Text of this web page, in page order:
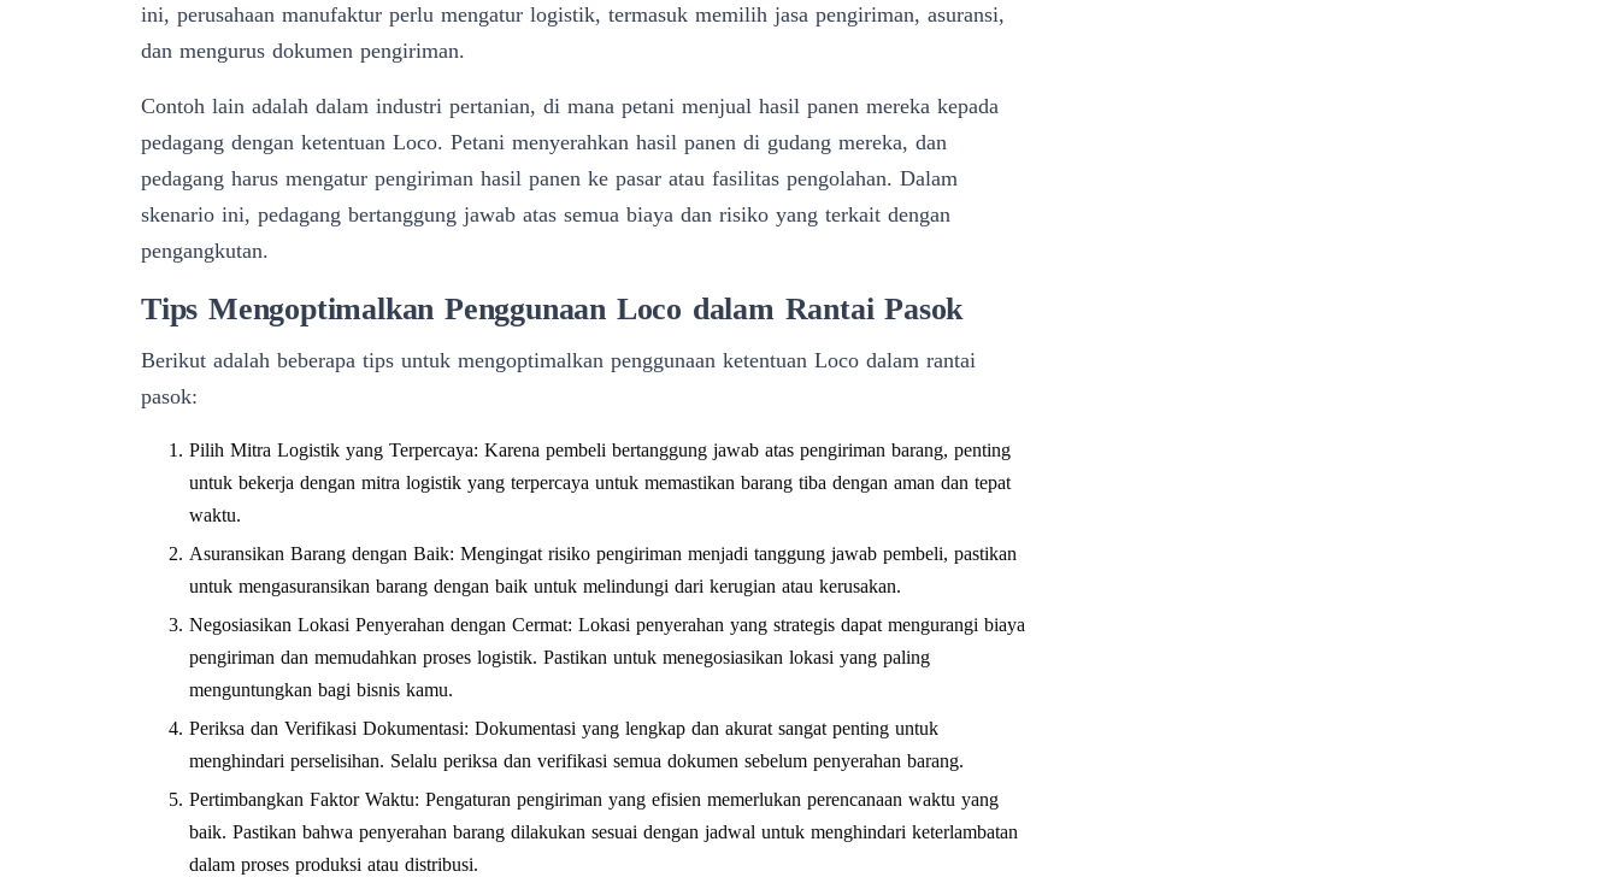
ini, perusahaan manufaktur perlu mengatur logistik, termasuk memilih jasa pengiriman, asuransi,
dan mengurus dokumen pengiriman.
Contoh lain adalah dalam industri pertanian, di mana petani menjual hasil panen mereka kepada
pedagang dengan ketentuan Loco. Petani menyerahkan hasil panen di gudang mereka, dan
pedagang harus mengatur pengiriman hasil panen ke pasar atau fasilitas pengolahan. Dalam
skenario ini, pedagang bertanggung jawab atas semua biaya dan risiko yang terkait dengan
pengangkutan.
Tips Mengoptimalkan Penggunaan Loco dalam Rantai Pasok
Berikut adalah beberapa tips untuk mengoptimalkan penggunaan ketentuan Loco dalam rantai
pasok:
Pilih Mitra Logistik yang Terpercaya: Karena pembeli bertanggung jawab atas pengiriman barang, penting
untuk bekerja dengan mitra logistik yang terpercaya untuk memastikan barang tiba dengan aman dan tepat
waktu.
Asuransikan Barang dengan Baik: Mengingat risiko pengiriman menjadi tanggung jawab pembeli, pastikan
untuk mengasuransikan barang dengan baik untuk melindungi dari kerugian atau kerusakan.
Negosiasikan Lokasi Penyerahan dengan Cermat: Lokasi penyerahan yang strategis dapat mengurangi biaya
pengiriman dan memudahkan proses logistik. Pastikan untuk menegosiasikan lokasi yang paling
menguntungkan bagi bisnis kamu.
Periksa dan Verifikasi Dokumentasi: Dokumentasi yang lengkap dan akurat sangat penting untuk
menghindari perselisihan. Selalu periksa dan verifikasi semua dokumen sebelum penyerahan barang.
Pertimbangkan Faktor Waktu: Pengaturan pengiriman yang efisien memerlukan perencanaan waktu yang
baik. Pastikan bahwa penyerahan barang dilakukan sesuai dengan jadwal untuk menghindari keterlambatan
dalam proses produksi atau distribusi.